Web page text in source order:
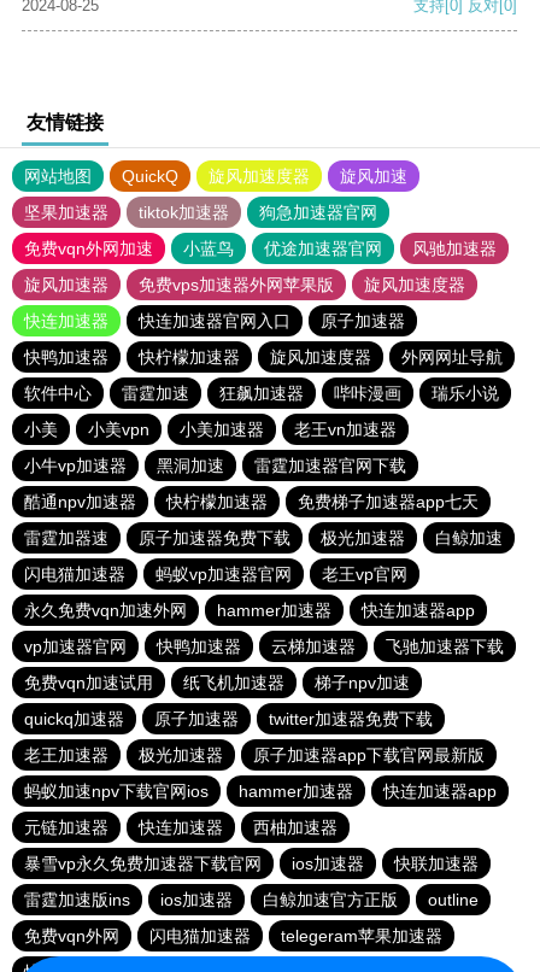
2024-08-25
支持[0] 反对[0]
友情链接
网站地图 QuickQ 旋风加速度器
旋风加速
坚果加速器
tiktok加速器
狗急加速器官网
免费vqn外网加速
小蓝鸟 优途加速器官网
风驰加速器
旋风加速器
免费vps加速器外网苹果版
旋风加速度器
快连加速器
快连加速器官网入口
原子加速器
快鸭加速器
快柠檬加速器 旋风加速度器
外网网址导航
软件中心
雷霆加速 狂飙加速器 哔咔漫画
瑞乐小说
小美
小美vpn 小美加速器
老王vn加速器
小牛vp加速器
黑洞加速
雷霆加速器官网下载
酷通npv加速器
快柠檬加速器
免费梯子加速器app七天
雷霆加器速
原子加速器免费下载 极光加速器
白鲸加速
闪电猫加速器
蚂蚁vp加速器官网
老王vp官网
永久免费vqn加速外网
hammer加速器
快连加速器app
vp加速器官网
快鸭加速器 云梯加速器
飞驰加速器下载
免费vqn加速试用
纸飞机加速器
梯子npv加速
quickq加速器
原子加速器
twitter加速器免费下载
老王加速器
极光加速器
原子加速器app下载官网最新版
蚂蚁加速npv下载官网ios
hammer加速器
快连加速器app
元链加速器
快连加速器
西柚加速器
暴雪vp永久免费加速器下载官网
ios加速器
快联加速器
雷霆加速版ins
ios加速器 白鲸加速官方正版
outline
免费vqn外网
闪电猫加速器
telegeram苹果加速器